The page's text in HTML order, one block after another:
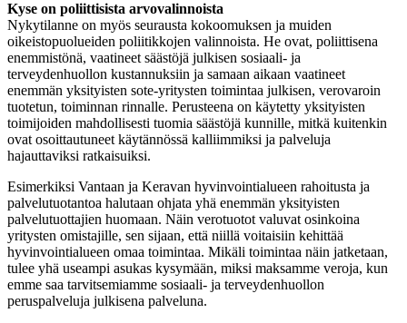
Kyse on poliittisista arvovalinnoista
Nykytilanne on myös seurausta kokoomuksen ja muiden
oikeistopuolueiden poliitikkojen valinnoista. He ovat, poliittisena
enemmistönä, vaatineet säästöjä julkisen sosiaali- ja
terveydenhuollon kustannuksiin ja samaan aikaan vaatineet
enemmän yksityisten sote-yritysten toimintaa julkisen, verovaroin
tuotetun, toiminnan rinnalle. Perusteena on käytetty yksityisten
toimijoiden mahdollisesti tuomia säästöjä kunnille, mitkä kuitenkin
ovat osoittautuneet käytännössä kalliimmiksi ja palveluja
hajauttaviksi ratkaisuiksi.
Esimerkiksi Vantaan ja Keravan hyvinvointialueen rahoitusta ja
palvelutuotantoa halutaan ohjata yhä enemmän yksityisten
palvelutuottajien huomaan. Näin verotuotot valuvat osinkoina
yritysten omistajille, sen sijaan, että niillä voitaisiin kehittää
hyvinvointialueen omaa toimintaa. Mikäli toimintaa näin jatketaan,
tulee yhä useampi asukas kysymään, miksi maksamme veroja, kun
emme saa tarvitsemiamme sosiaali- ja terveydenhuollon
peruspalveluja julkisena palveluna.